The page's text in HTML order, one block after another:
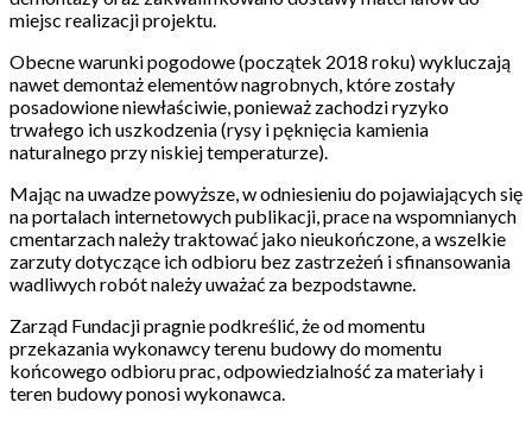
miejsc realizacji projektu.
Obecne warunki pogodowe (początek 2018 roku) wykluczają
nawet demontaż elementów nagrobnych, które zostały
posadowione niewłaściwie, ponieważ zachodzi ryzyko
trwałego ich uszkodzenia (rysy i pęknięcia kamienia
naturalnego przy niskiej temperaturze).
Mając na uwadze powyższe, w odniesieniu do pojawiających się
na portalach internetowych publikacji, prace na wspomnianych
cmentarzach należy traktować jako nieukończone, a wszelkie
zarzuty dotyczące ich odbioru bez zastrzeżeń i sfinansowania
wadliwych robót należy uważać za bezpodstawne.
Zarząd Fundacji pragnie podkreślić, że od momentu
przekazania wykonawcy terenu budowy do momentu
końcowego odbioru prac, odpowiedzialność za materiały i
teren budowy ponosi wykonawca.